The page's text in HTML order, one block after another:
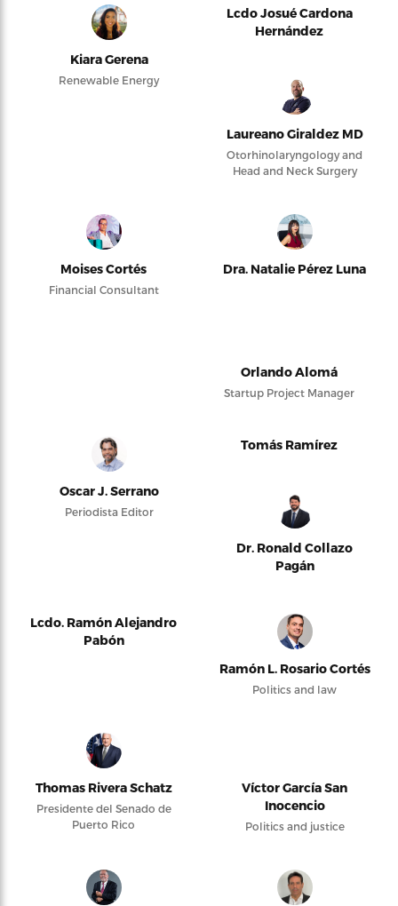
Kiara Gerena
Renewable Energy
Lcdo Josué Cardona
Hernández
Laureano Giraldez MD
Otorhinolaryngology and
Head and Neck Surgery
Moises Cortés
Financial Consultant
Dra. Natalie Pérez Luna
Orlando Alomá
Startup Project Manager
Oscar J. Serrano
Periodista Editor
Tomás Ramírez
Dr. Ronald Collazo
Pagán
Lcdo. Ramón Alejandro
Pabón
Ramón L. Rosario Cortés
Politics and law
Thomas Rivera Schatz
Presidente del Senado de
Puerto Rico
Víctor García San
Inocencio
Politics and justice